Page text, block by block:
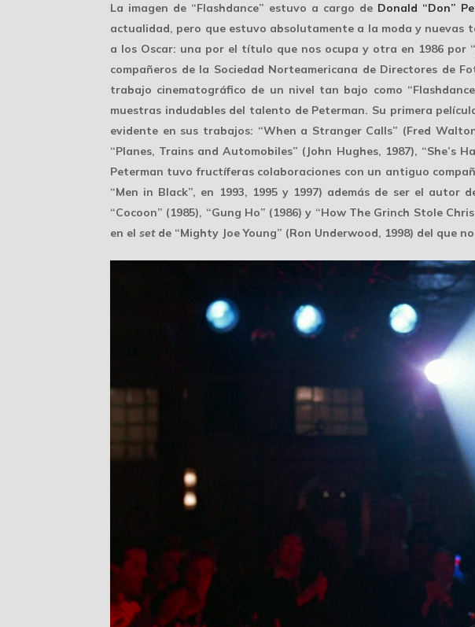
La imagen de “Flashdance” estuvo a cargo de Donald “Don”
actualidad, pero que estuvo absolutamente a la moda y nuevas
a los Oscar: una por el título que nos ocupa y otra en 1986 por
compañeros de la Sociedad Norteamericana de Directores de
trabajo cinematográfico de un nivel tan bajo como
muestras indudables del talento de Peterman. Su primera
evidente en sus trabajos: “When a Stranger Calls” (Fred
“Planes, Trains and Automobiles” (John Hughes, 1987), “She’s
Peterman tuvo fructíferas colaboraciones con un antiguo
“Men in Black”, en 1993, 1995 y 1997) además de ser el
“Cocoon” (1985), “Gung Ho” (1986) y “How The Grinch Stole
en el setde “Mighty Joe Young” (Ron Underwood, 1998) del que